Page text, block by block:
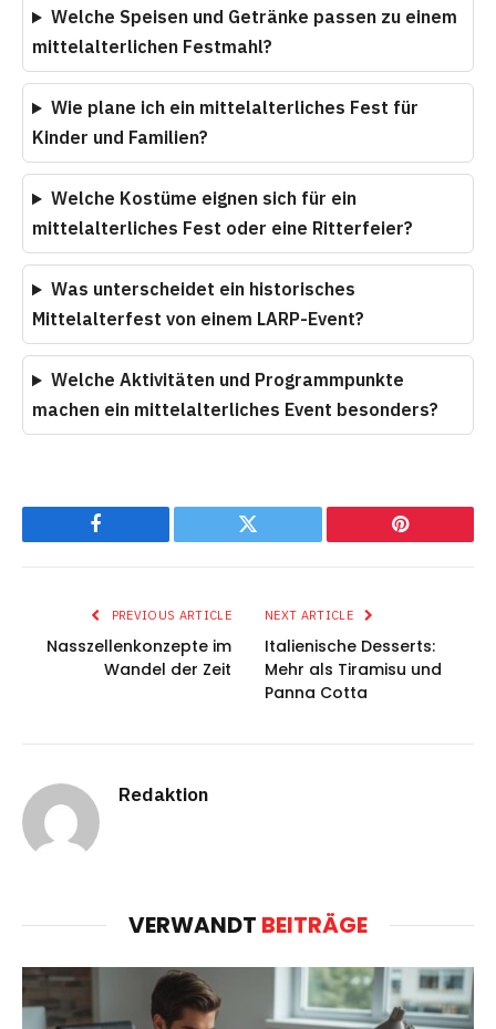
Welche Speisen und Getränke passen zu einem
mittelalterlichen Festmahl?
Wie plane ich ein mittelalterliches Fest für
Kinder und Familien?
Welche Kostüme eignen sich für ein
mittelalterliches Fest oder eine Ritterfeier?
Was unterscheidet ein historisches
Mittelalterfest von einem LARP-Event?
Welche Aktivitäten und Programmpunkte
machen ein mittelalterliches Event besonders?
Facebook Twitter Pinterest
PREVIOUS ARTICLE
Nasszellenkonzepte im
Wandel der Zeit
NEXT ARTICLE
Italienische Desserts:
Mehr als Tiramisu und
Panna Cotta
Redaktion
VERWANDT BEITRÄGE